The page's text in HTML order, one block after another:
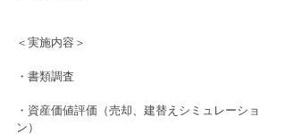
＜実施内容＞
・書類調査
・資産価値評価（売却、建替えシミュレーショ
ン）